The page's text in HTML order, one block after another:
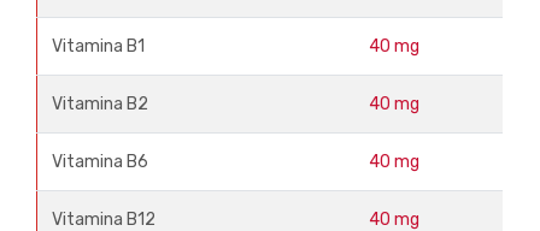
Vitamina B1 40 mg
Vitamina B2 40 mg
Vitamina B6 40 mg
Vitamina B12 40 mg